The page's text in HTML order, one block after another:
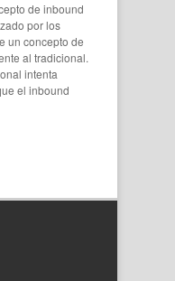
de inbound
por los
un concepto de
al tradicional.
intenta
el inbound